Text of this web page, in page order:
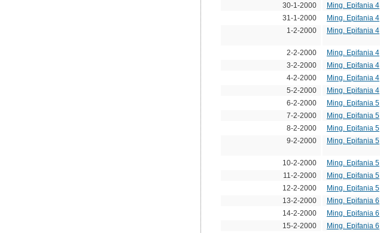
30-1-2000
Ming. Epifania 4
31-1-2000
Ming. Epifania 4
1-2-2000
Ming. Epifania 4
2-2-2000
Ming. Epifania 4
3-2-2000
Ming. Epifania 4
4-2-2000
Ming. Epifania 4
5-2-2000
Ming. Epifania 4
6-2-2000
Ming. Epifania 5
7-2-2000
Ming. Epifania 5
8-2-2000
Ming. Epifania 5
9-2-2000
Ming. Epifania 5
10-2-2000
Ming. Epifania 5
11-2-2000
Ming. Epifania 5
12-2-2000
Ming. Epifania 5
13-2-2000
Ming. Epifania 6
14-2-2000
Ming. Epifania 6
15-2-2000
Ming. Epifania 6